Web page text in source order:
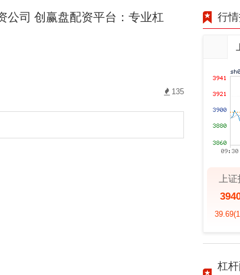
公司 创赢盘配资平台：专业杠
135
行
上
39.69
杠